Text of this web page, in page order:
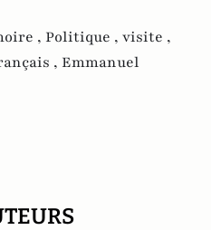
, Politique , visite ,
, Emmanuel